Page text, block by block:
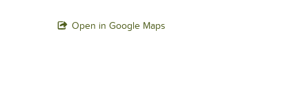
Open in Google Maps